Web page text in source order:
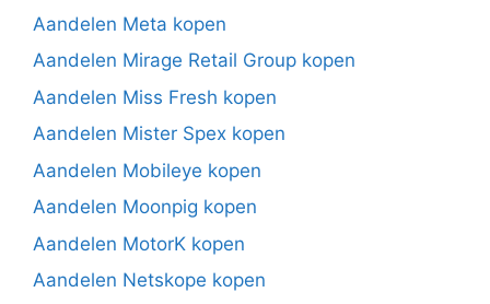
Aandelen Meta kopen
Aandelen Mirage Retail Group kopen
Aandelen Miss Fresh kopen
Aandelen Mister Spex kopen
Aandelen Mobileye kopen
Aandelen Moonpig kopen
Aandelen MotorK kopen
Aandelen Netskope kopen